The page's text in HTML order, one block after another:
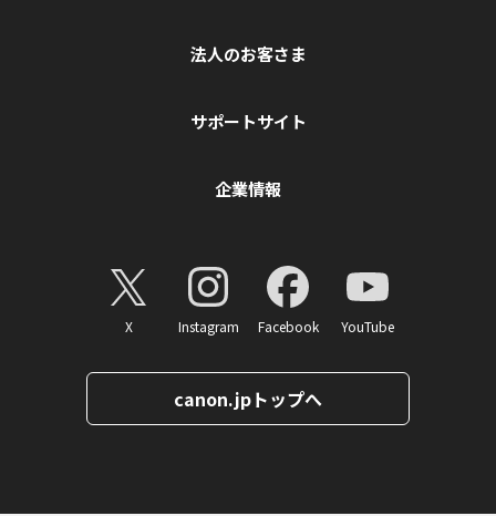
法人のお客さま
サポートサイト
企業情報
X Instagram Facebook YouTube
canon.jpトップへ